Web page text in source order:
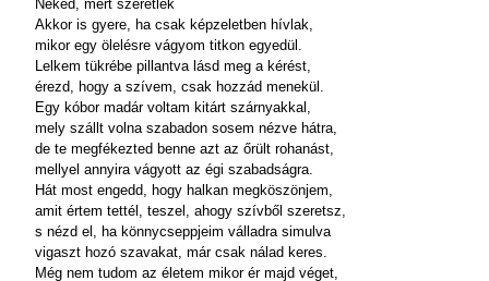
Neked, mert szeretlek
Akkor is gyere, ha csak képzeletben hívlak,
mikor egy ölelésre vágyom titkon egyedül.
Lelkem tükrébe pillantva lásd meg a kérést,
érezd, hogy a szívem, csak hozzád menekül.
Egy kóbor madár voltam kitárt szárnyakkal,
mely szállt volna szabadon sosem nézve hátra,
de te megfékezted benne azt az őrült rohanást,
mellyel annyira vágyott az égi szabadságra.
Hát most engedd, hogy halkan megköszönjem,
amit értem tettél, teszel, ahogy szívből szeretsz,
s nézd el, ha könnycseppjeim válladra simulva
vigaszt hozó szavakat, már csak nálad keres.
Még nem tudom az életem mikor ér majd véget,